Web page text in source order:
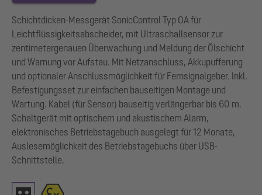
Schichtdicken-Messgerät SonicControl Typ OA für
Leichtflüssigkeitsabscheider, mit Ultraschallsensor zur
zentimetergenauen Überwachung und Meldung der Ölschicht
und Warnung vor Aufstau. Mit Netzanschluss, Akkupufferung
und optionaler Anschlussmöglichkeit für Fernsignalgeber. Inkl.
Befestigungsset zur einfachen bauseitigen Montage und
Wartung. Kabel (für Sensor) bauseitig verlängerbar bis 60 m.
Schaltgerät mit optischem und akustischem Alarm,
elektronisches Betriebstagebuch ausgelegt für 12 Monate,
Auslesemöglichkeit des Betriebstagebuchs über USB-
Schnittstelle.